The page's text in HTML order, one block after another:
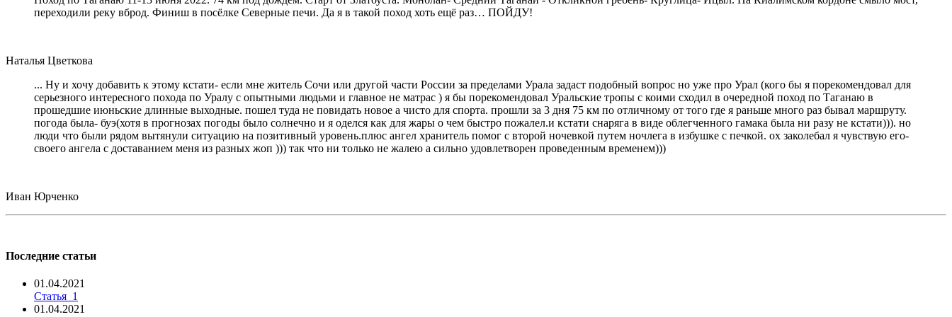
переходили реку вброд. Финиш в посёлке Северные печи. Да я в такой поход хоть ещё раз… ПОЙДУ!
Наталья Цветкова
... Ну и хочу добавить к этому кстати- если мне житель Сочи или другой части России за пределами Урала задаст подобный вопрос но уже про Урал (кого бы я порекомендовал для
серьезного интересного похода по Уралу с опытными людьми и главное не матрас ) я бы порекомендовал Уральские тропы с коими сходил в очередной поход по Таганаю в
прошедшие июньские длинные выходные. пошел туда не повидать новое а чисто для спорта. прошли за 3 дня 75 км по отличному от того где я раньше много раз бывал маршруту.
погода была- буэ(хотя в прогнозах погоды было солнечно и я оделся как для жары о чем быстро пожалел.и кстати снаряга в виде облегченного гамака была ни разу не кстати))). но
люди что были рядом вытянули ситуацию на позитивный уровень.плюс ангел хранитель помог с второй ночевкой путем ночлега в избушке с печкой. ох заколебал я чувствую его-
своего ангела с доставанием меня из разных жоп ))) так что ни только не жалею а сильно удовлетворен проведенным временем)))
Иван Юрченко
Последние статьи
01.04.2021
Статья_1
01.04.2021